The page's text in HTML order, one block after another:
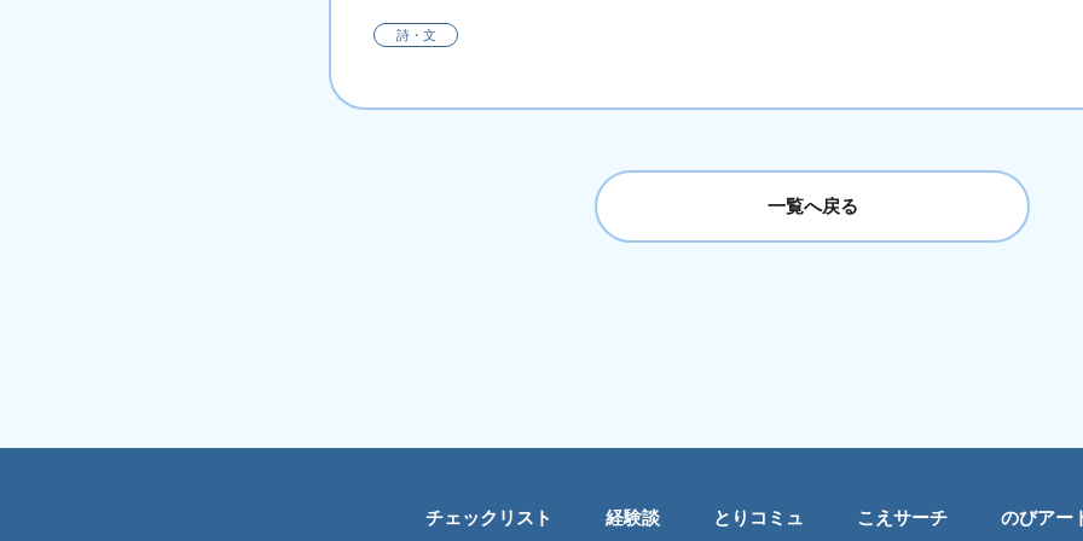
詩・文
一覧へ戻る
チェックリスト 経験談 とりコミュ こえサーチ のびアー